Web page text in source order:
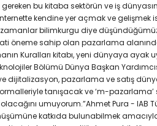
bu kitaba sektörün ve iş
kendine yer açmak ve
zamanlar bilimkurgu diye
öneme sahip olan pazarlama
Kuralları kitabı, yeni dünyaya
Bölümü Dünya Başkan
dijitalizasyon, pazarlama ve satış
tanışacak ve ‘m-
umuyorum.”Ahmet Pura - IAB
katkıda bulunabilmek